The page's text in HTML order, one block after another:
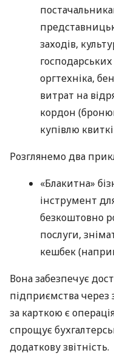
заходів,
оргтехніка,
витрат на
кордон
купівлю
Розглянемо два
«Блакитна»
інструмент
безкоштовно
послуги,
кешбек
Вона забезпечує
підприємства через
за карткою є
спрощує
додаткову звітність.